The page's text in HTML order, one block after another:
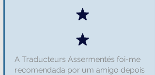
A Traducteurs Assermentés foi-me
recomendada por um amigo depois